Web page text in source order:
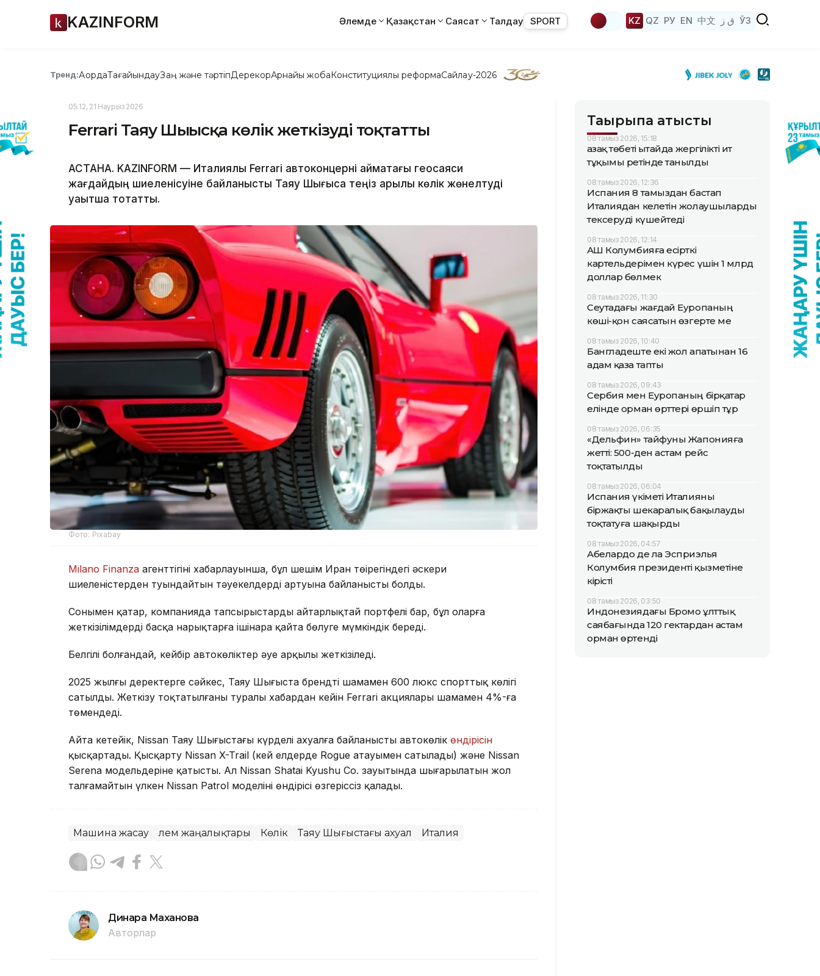
KAZINFORM Әлемде Қазақстан Саясат Талдау SPORT KZ QZ РУ EN 中文 ق ز ЎЗ
Тренд:АқордаТағайындауЗаң және тәртіпДерекқорАрнайы жобаКонституциялық реформаСайлау-2026
05:12, 21 Наурыз 2026
Ferrari Таяу Шығысқа көлік жеткізуді тоқтатты
АСТАНА. KAZINFORM — Италиялық Ferrari автоконцерні аймақтағы геосаяси
жағдайдың шиеленісуіне байланысты Таяу Шығысқа теңіз арқылы көлік жөнелтуді
уақытша тоқтатты.
Фото: Pixabay
Milano Finanza агенттігінің хабарлауынша, бұл шешім Иран төңірегіндегі әскери
шиеленістерден туындайтын тәуекелдердің артуына байланысты болды.
Сонымен қатар, компанияда тапсырыстардың айтарлықтай портфелі бар, бұл оларға
жеткізілімдерді басқа нарықтарға ішінара қайта бөлуге мүмкіндік береді.
Белгілі болғандай, кейбір автокөліктер әуе арқылы жеткізіледі.
2025 жылғы деректерге сәйкес, Таяу Шығыста брендтің шамамен 600 люкс спорттық көлігі
сатылды. Жеткізу тоқтатылғаны туралы хабардан кейін Ferrari акциялары шамамен 4%-ға
төмендеді.
Айта кетейік, Nissan Таяу Шығыстағы күрделі ахуалға байланысты автокөлік өндірісін
қысқартады. Қысқарту Nissan X-Trail (кей елдерде Rogue атауымен сатылады) және Nissan
Serena модельдеріне қатысты. Ал Nissan Shatai Kyushu Co. зауытында шығарылатын жол
талғамайтын үлкен Nissan Patrol моделінің өндірісі өзгеріссіз қалады.
Машина жасау Әлем жаңалықтары Көлік Таяу Шығыстағы ахуал Италия
Динара Маханова
Авторлар
Тақырыпқа қатысты
08 тамыз 2026, 15:18
Қазақ төбеті Қытайда жергілікті ит
тұқымы ретінде танылды
08 тамыз 2026, 12:36
Испания 8 тамыздан бастап
Италиядан келетін жолаушыларды
тексеруді күшейтеді
08 тамыз 2026, 12:14
АҚШ Колумбияға есірткі
картельдерімен күрес үшін 1 млрд
доллар бөлмек
08 тамыз 2026, 11:30
Сеутадағы жағдай Еуропаның
көші-қон саясатын өзгерте ме
08 тамыз 2026, 10:40
Бангладеште екі жол апатынан 16
адам қаза тапты
08 тамыз 2026, 09:43
Сербия мен Еуропаның бірқатар
елінде орман өрттері өршіп тұр
08 тамыз 2026, 06:35
«Дельфин» тайфуны Жапонияға
жетті: 500-ден астам рейс
тоқтатылды
08 тамыз 2026, 06:04
Испания үкіметі Италияны
біржақты шекаралық бақылауды
тоқтатуға шақырды
08 тамыз 2026, 04:57
Абелардо де ла Эсприэлья
Колумбия президенті қызметіне
кірісті
08 тамыз 2026, 03:50
Индонезиядағы Бромо ұлттық
саябағында 120 гектардан астам
орман өртенді